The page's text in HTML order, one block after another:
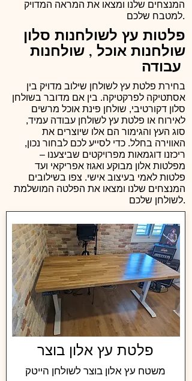
המנצחים שלנו ומצאו את המראה המדויק
למטבח שלכם.
פלטות עץ לשולחנות סלון
שולחנות אוכל , שולחנות
בחירת פלטת עץ לשולחן שילוב מדויק בין
אסתטיקה לפרקטיקה. בין אם מדובר בשולחן
סלון דקורטיבי, שולחן פינת אוכל מרשים
לאירוח או פלטת עץ לשולחן עבודה עמיד,
סוג העץ והגימור הם אלו שיוצרים את
האווירה בחלל. כדי לסייע לכם לבחור נכון,
ריכזנו דוגמאות מפרויקטים שביצענו –
מפלטות אלון מבוקע ואגוז אפריקאי ועד
פלטות לאמי בעיצוב אישי. צפו בשילובים
המנצחים שלנו ומצאו את הפלטה המושלמת
לשולחן שלכם.
פלטת עץ אלון בוצר
משטח עץ אלון בוצר לשולחן הייטק